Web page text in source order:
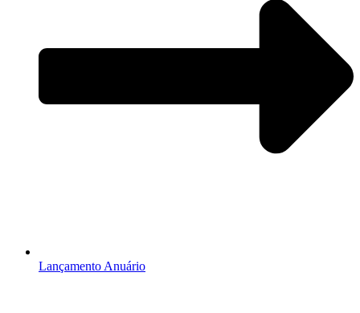
Lançamento Anuário